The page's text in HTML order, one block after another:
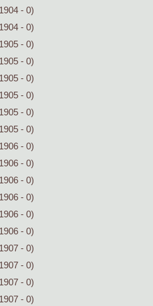
- 0)
- 0)
- 0)
- 0)
- 0)
- 0)
- 0)
- 0)
- 0)
- 0)
- 0)
- 0)
- 0)
- 0)
- 0)
- 0)
- 0)
- 0)